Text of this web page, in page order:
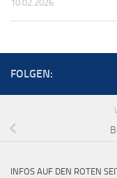
10.02.2026
FOLGEN:
INFOS AUF DEN ROTEN